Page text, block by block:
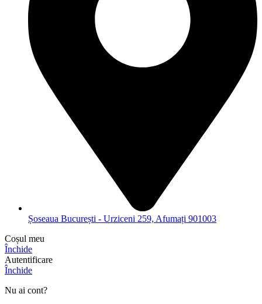
Șoseaua București - Urziceni 259, Afumați 901003
Coșul meu
Închide
Autentificare
Închide
Nu ai cont?